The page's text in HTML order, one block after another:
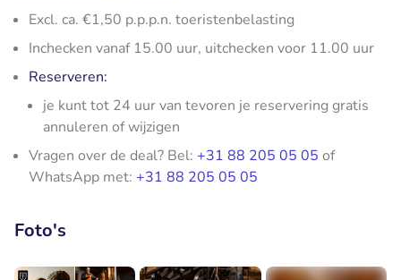
Excl. ca. €1,50 p.p.p.n. toeristenbelasting
Inchecken vanaf 15.00 uur, uitchecken voor 11.00 uur
Reserveren:
je kunt tot 24 uur van tevoren je reservering gratis
annuleren of wijzigen
Vragen over de deal? Bel: +31 88 205 05 05 of
WhatsApp met: +31 88 205 05 05
Foto's